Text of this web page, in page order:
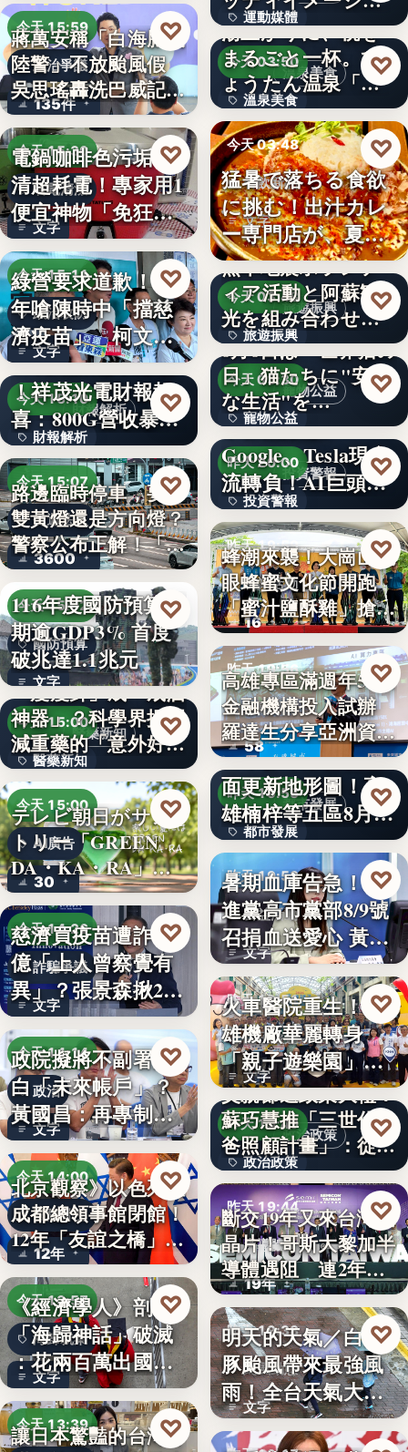
今天 15:59
政治爭議
135件
蔣萬安稱「白海豚沒
陸警」不放颱風假
吳思瑤轟洗巴威記憶
：…
♡
今天 15:30
省電清潔
文字
電鍋咖啡色污垢不
清超耗電！專家用1
便宜神物「免狂刷
就乾淨…
♡
今天 15:11
政治攻防
文字
綠營要求道歉！當
年嗆陳時中「擋慈
濟疫苗」 柯文哲
再大罵：…
♡
財報解析
今天 15:10
財報解析
文字
AI光通訊需求爆發
！祥茂光電財報報
喜：800G營收暴增
逾…
♡
今天 15:07
交通法規
3600
路邊臨時停車，要打
雙黃燈還是方向燈？
警察公布正解！「違
規…
♡
今天 15:02
國防預算
文字
116年度國防預算預
期逾GDP3% 首度
破兆達1.1兆元
♡
醫藥新知
今天 15:00
醫藥新知
24
「瘦瘦針」成「戒酒
神器」？科學界揭開
減重藥的「意外好
處」…
♡
今天 15:00
AI廣告
30
テレビ朝日がサン
トリー「GREEN
DA・KA・RA」
と…
♡
今天 14:26
詐騙爭議
文字
慈濟買疫苗遭詐10
億「上人曾察覺有
異」？張景森揪2疑
點轟…
♡
今天 14:14
政治
文字
政院擬將不副署藍
白「未來帳戶」？
黃國昌：再專制也
不該拿孩…
♡
今天 14:00
國際外交
12年
北京觀察》以色列駐
成都總領事館閉館！
12年「友誼之橋」
為…
♡
今天 13:57
海歸就業
文字
《經濟學人》剖析
「海歸神話」破滅
：花兩百萬出國留
學，回國…
♡
今天 13:39
讓日本驚豔的台灣甘
♡
運動媒體
2,430
ズ」五十…
溫泉美食
今天 03:50
溫泉美食
14年
湯上がりに、桃を
まるごと一杯。ひ
ょうたん温泉「飲
泉堂」、…
♡
今天 03:48
餐飲新品
文字
猛暑で落ちる食欲
に挑む！出汁カレ
ー専門店が、夏限
定「無限…
♡
旅遊振興
今天 03:48
旅遊振興
2
熊本地震ボランテ
ィア活動と阿蘇観
光を組み合わせた
「ボラン…
♡
寵物公益
今天 03:30
寵物公益
8%
8月8日は「世界猫の
日」猫たちに"安全
な生活"を…
♡
投資警報
昨天 20:00
投資警報
文字
下班國際線》
Google、Tesla現金
流轉負！AI巨頭…
♡
昨天 19:59
農業活動
16
蜂潮來襲！大崗山龍
眼蜂蜜文化節開跑
「蜜汁鹽酥雞」搶先
爆…
♡
昨天 19:56
金融政策
58
高雄專區滿週年58家
金融機構投入試辦
羅達生分享亞洲資
產…
♡
都市發展
昨天 19:55
都市發展
文字
二十多年來首次全
面更新地形圖！高
雄楠梓等五區8月20
日上…
♡
昨天 19:53
公益活動
文字
暑期血庫告急！民
進黨高市黨部8/9號
召捐血送愛心 黃
捷、…
♡
昨天 19:51
親子旅遊
文字
火車醫院重生！高
雄機廠華麗轉身
「親子遊樂園」
開幕首日…
♡
政治政策
昨天 19:49
政治政策
50%
父親節送政策大禮！
蘇巧慧推「三世代爸
爸照顧計畫」：從準
爸…
♡
昨天 19:44
半導體
19年
斷交19年又來台灣找
晶片！哥斯大黎加半
導體遇阻 連2年
參…
♡
昨天 19:38
颱風動態
文字
明天的天氣／白海
豚颱風帶來最強風
雨！全台天氣大轉
變「豪雨…
♡